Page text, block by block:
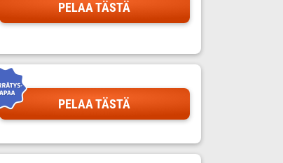
PELAA TÄSTÄ
PELAA TÄSTÄ